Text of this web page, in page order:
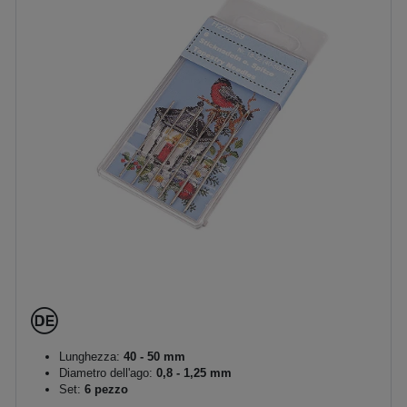
Lunghezza: 40 - 50 mm
Diametro dell'ago: 0,8 - 1,25 mm
Set: 6 pezzo